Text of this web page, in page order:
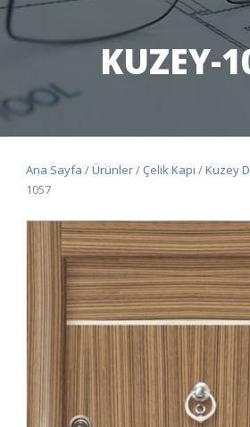
KUZEY-
Ana Sayfa /Ürünler/ Çelik Kapı /Kuzey
1057